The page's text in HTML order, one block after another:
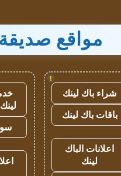
مواقع صديقة
!
شراء باك لينك
باقات باك لينك
اعلانات الباك
لينك